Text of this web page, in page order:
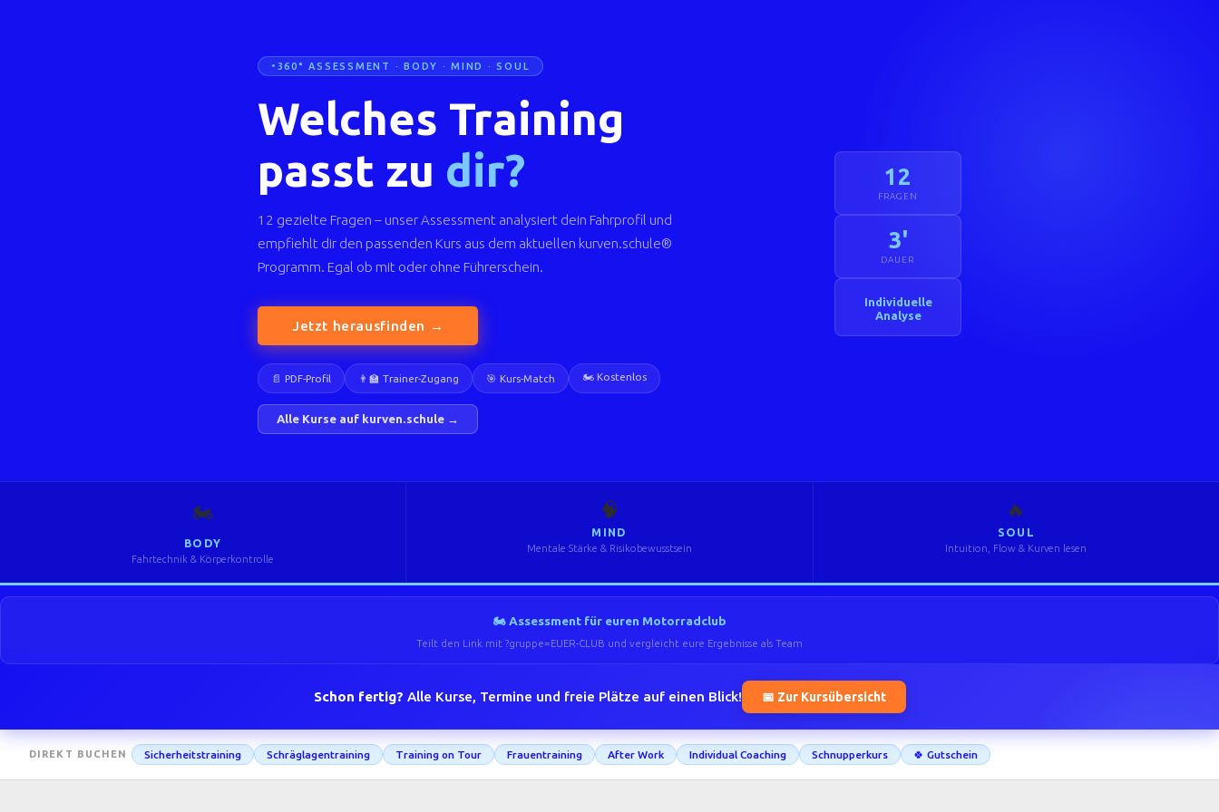
360° ASSESSMENT · BODY · MIND · SOUL
Welches Training
passt zu dir?
12 gezielte Fragen – unser Assessment analysiert dein Fahrprofil und
empfiehlt dir den passenden Kurs aus dem aktuellen kurven.schule®
Programm. Egal ob mit oder ohne Führerschein.
Jetzt herausfinden →
📄 PDF-Profil 👨‍🏫 Trainer-Zugang 🎯 Kurs-Match 🏍️ Kostenlos
Alle Kurse auf kurven.schule →
12
FRAGEN
3'
DAUER
Individuelle
Analyse
🏍️
BODY
Fahrtechnik & Körperkontrolle
🧠
MIND
Mentale Stärke & Risikobewusstsein
🔥
SOUL
Intuition, Flow & Kurven lesen
🏍️ Assessment für euren Motorradclub
Teilt den Link mit ?gruppe=EUER-CLUB und vergleicht eure Ergebnisse als Team
Schon fertig? Alle Kurse, Termine und freie Plätze auf einen Blick! 📅 Zur Kursübersicht
DIREKT BUCHEN Sicherheitstraining Schräglagentraining Training on Tour Frauentraining After Work Individual Coaching Schnupperkurs 🍀 Gutschein